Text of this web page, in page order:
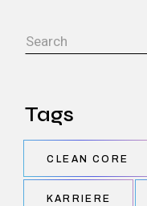
Search
Tags
CLEAN CORE
KARRIERE